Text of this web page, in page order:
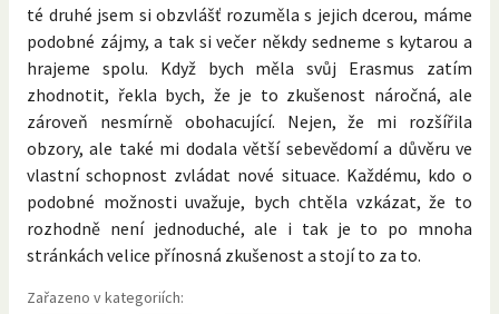
té druhé jsem si obzvlášť rozuměla s jejich dcerou, máme
podobné zájmy, a tak si večer někdy sedneme s kytarou a
hrajeme spolu. Když bych měla svůj Erasmus zatím
zhodnotit, řekla bych, že je to zkušenost náročná, ale
zároveň nesmírně obohacující. Nejen, že mi rozšířila
obzory, ale také mi dodala větší sebevědomí a důvěru ve
vlastní schopnost zvládat nové situace. Každému, kdo o
podobné možnosti uvažuje, bych chtěla vzkázat, že to
rozhodně není jednoduché, ale i tak je to po mnoha
stránkách velice přínosná zkušenost a stojí to za to.
Zařazeno v kategoriích: